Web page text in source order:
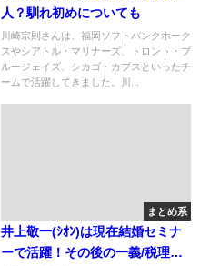
人？馴れ初めについても
川崎宗則さんは、福岡ソフトバンクホーク
スやシアトル・マリナーズ、トロント・ブ
ルージェイズ、シカゴ・カブスといったチ
ームで活躍してきました。川...
まとめ系
井上敬一(ｼｵﾝ)は現在結婚セミナ
ーで活躍！その後の一義/税理士